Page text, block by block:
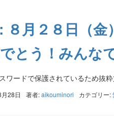
８月２８日（
とう！みんな
ワードで保護されているため抜粋
28日 著者:aikouminori カテゴリー: